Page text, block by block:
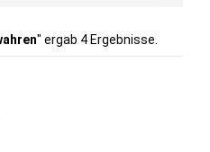
" ergab 4 Ergebnisse.